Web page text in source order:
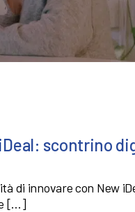
scontrino
di innovare con New
[…]